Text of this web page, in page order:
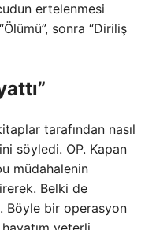
ertelenmesi
sonra “Diriliş
tarafından nasıl
söyledi. OP. Kapan
müdahalenin
Belki de
Böyle bir operasyon